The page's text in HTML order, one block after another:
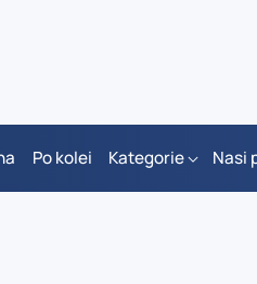
Po kolei Kategorie Nasi